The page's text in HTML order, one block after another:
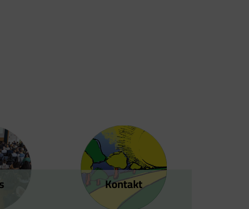
Kontakt